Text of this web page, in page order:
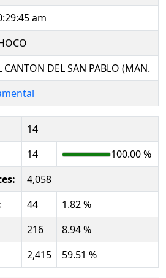
am
CANTON DEL SAN PABLO (MAN.
14
14
100.00 %
4,058
44
1.82 %
216
8.94 %
2,415 59.51 %